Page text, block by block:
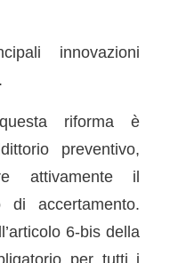
innovazioni
riforma è
preventivo,
attivamente il
di accertamento.
6-bis della
per tutti i